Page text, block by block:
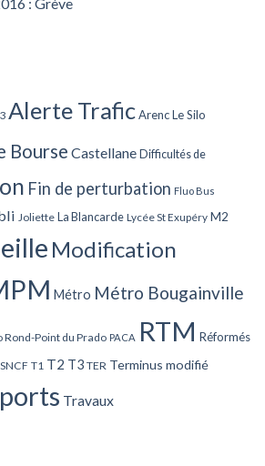
Alerte TraficArenc Le Silo
Bourse Castellane Difficultés de
Fin de perturbation Fluo Bus
Joliette La Blancarde Lycée St Exupéry M2
Modification
Métro Métro Bougainville
Rond-Point du Prado PACA RTM Réformés
SNCF T1 T2 T3 TER Terminus modifié
Travaux